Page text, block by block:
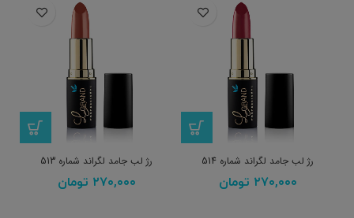
رژ لب جامد لگراند شماره 514
۲۷۰,۰۰۰ تومان
رژ لب جامد لگراند شماره 513
۲۷۰,۰۰۰ تومان